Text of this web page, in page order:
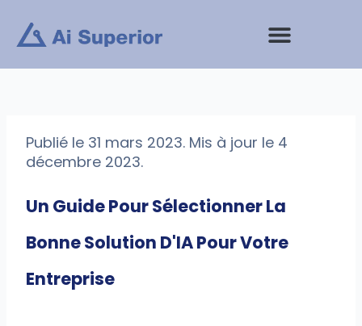
contenu
Publié le 31 mars 2023. Mis à jour le 4
décembre 2023.
Un Guide Pour Sélectionner La
Bonne Solution D'IA Pour Votre
Entreprise